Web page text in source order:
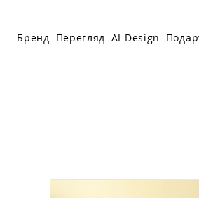
Бренд Перегляд AI Design